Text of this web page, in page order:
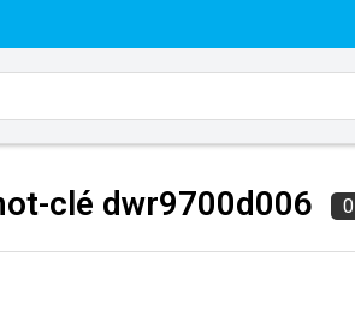
clé dwr9700d006 0